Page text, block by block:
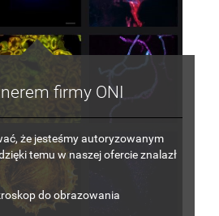
firmy ONI
że jesteśmy autoryzowanym
temu wnaszej ofercie znalazł
do obrazowania